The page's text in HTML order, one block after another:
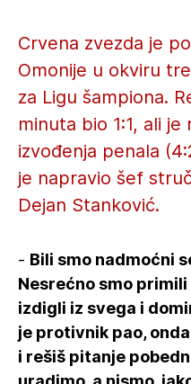
Crvena zvezda je
Omonije u okviru
za Ligu šampiona.
minuta bio 1:1, ali
izvođenja penala
je napravio šef
Dejan Stanković.
- Bili smo nadmoćni
Nesrećno smo
izdigli iz svega i
je protivnik pao,
i rešiš pitanje